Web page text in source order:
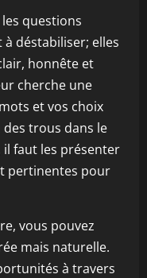
questions
déstabiliser; elles
honnête et
cherche une
et vos choix
des trous dans le
faut les présenter
pertinentes pour
vous pouvez
mais naturelle.
à travers